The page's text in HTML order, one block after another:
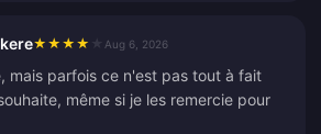
★ ★ ★ ★ Aug 6, 2026
mais parfois ce n'est pas tout à fait
même si je les remercie pour